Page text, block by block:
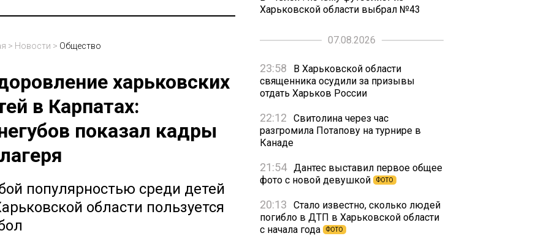
> Новости > Общество
харьковских
в Карпатах:
показал кадры
популярностью среди детей
области пользуется
Харьковской области выбрал №43
07.08.2026
23:58
В Харьковской области
священника осудили за призывы
отдать Харьков России
22:12
Свитолина через час
разгромила Потапову на турнире в
Канаде
21:54 Дантес выставил первое общее
фото с новой девушкой
ФОТО
20:13
Стало известно, сколько людей
погибло в ДТП в Харьковской области
с начала года
ФОТО